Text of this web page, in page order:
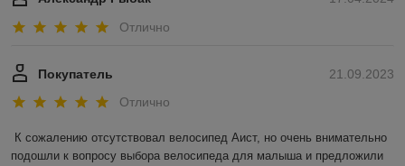
Отлично
21.09.2023
Покупатель
Отлично
К сожалению отсутствовал велосипед Аист, но очень внимательно
подошли к вопросу выбора велосипеда для малыша и предложили